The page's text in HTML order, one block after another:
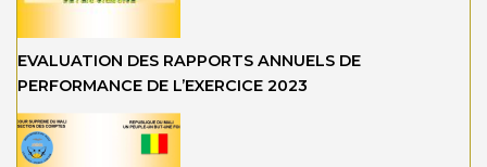
EVALUATION DES RAPPORTS ANNUELS DE
PERFORMANCE DE L’EXERCICE 2023